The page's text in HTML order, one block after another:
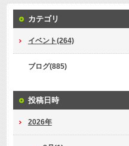
カテゴリ
イベント(264)
ブログ(885)
投稿日時
2026年